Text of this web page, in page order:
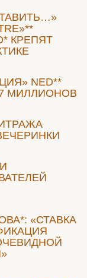
КРЕПЯТ
NED**
МИЛЛИОНОВ
«СТАВКА